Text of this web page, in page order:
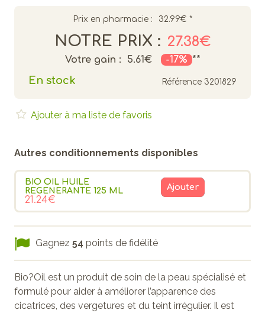
Prix en pharmacie : 32.99€ *
NOTRE PRIX : 27.38€
Votre gain : 5.61€ -17% **
En stock Référence 3201829
Ajouter à ma liste de favoris
Autres conditionnements disponibles
BIO OIL HUILE
REGENERANTE 125 ML
21.24€
Ajouter
Gagnez 54 points de fidélité
Bio?Oil est un produit de soin de la peau spécialisé et
formulé pour aider à améliorer l’apparence des
cicatrices, des vergetures et du teint irrégulier. Il est